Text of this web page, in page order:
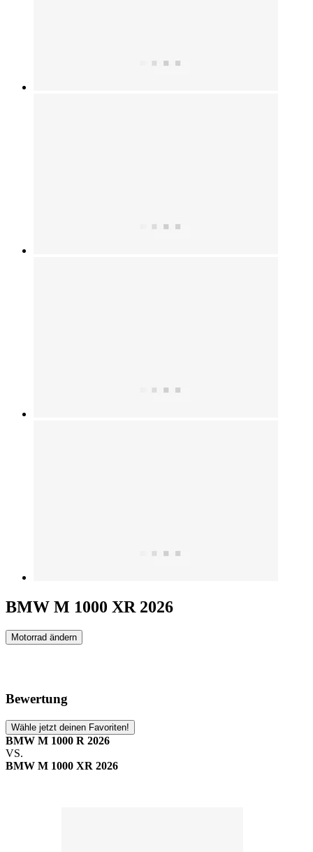
BMW M 1000 XR 2026
Motorrad ändern
Bewertung
Wähle jetzt deinen Favoriten!
BMW M 1000 R 2026
VS.
BMW M 1000 XR 2026